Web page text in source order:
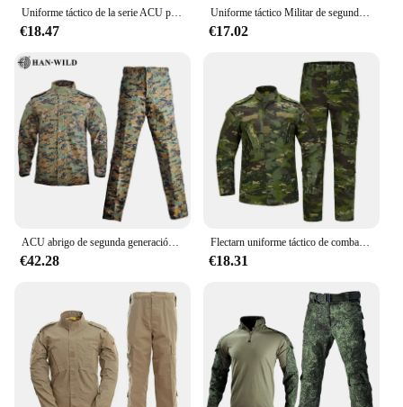
Uniforme táctico de la serie ACU para hombre, ropa táctica para exteriores, 3 colores, novedad de 2024
€18.47
Uniforme táctico Militar de segunda generación para hombre, ropa táctica, cuadrícula de 3 colores, serie ACU, para exteriores
€17.02
ACU abrigo de segunda generación para senderismo, montañismo, camping, caza, traje de camuflaje para entusiastas del aire libre
€42.28
Flectarn uniforme táctico de combate, uniforme de camuflaje alemán, entrenamiento al aire libre, equipo CS, equipo Airsoft y Paintball
€18.31